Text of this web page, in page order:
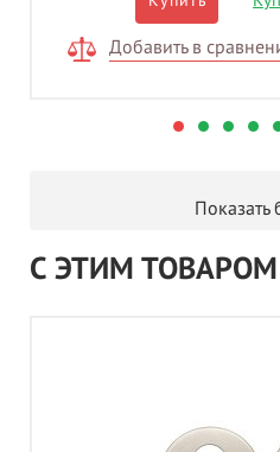
Добавить в
Показать
С ЭТИМ